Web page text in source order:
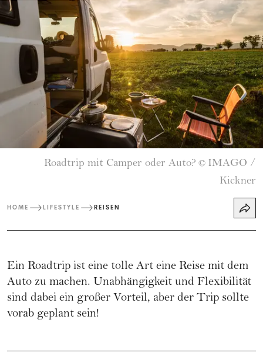
Roadtrip mit Camper oder Auto? © IMAGO /
Kickner
HOME LIFESTYLE REISEN
Ein Roadtrip ist eine tolle Art eine Reise mit dem
Auto zu machen. Unabhängigkeit und Flexibilität
sind dabei ein großer Vorteil, aber der Trip sollte
vorab geplant sein!